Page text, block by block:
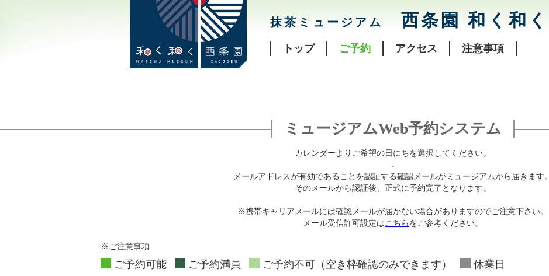
抹茶ミュージアム 西条園 和く和く
トップ ご予約 アクセス 注意事項
ミュージアムWeb予約システム
カレンダーよりご希望の日にちを選択してください。
↓
メールアドレスが有効であることを認証する確認メールがミュージアムから届きます。
そのメールから認証後、正式に予約完了となります。
※携帯キャリアメールには確認メールが届かない場合がありますのでご注意下さい。
メール受信許可設定はこちら をご参考ください。
※ご注意事項
ご予約可能 ご予約満員 ご予約不可（空き枠確認のみできます） 休業日